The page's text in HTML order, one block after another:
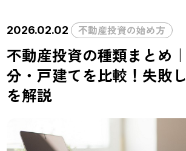
2026.02.02 不動産投資の始め方
不動産投資の種類まとめ
分・戸建てを比較！失敗
を解説